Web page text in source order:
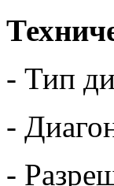
- Тип
-
-